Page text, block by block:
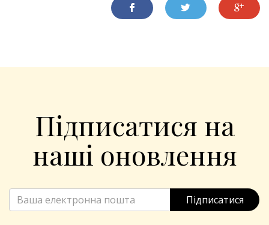
Підписатися на
наші оновлення
Підписатися